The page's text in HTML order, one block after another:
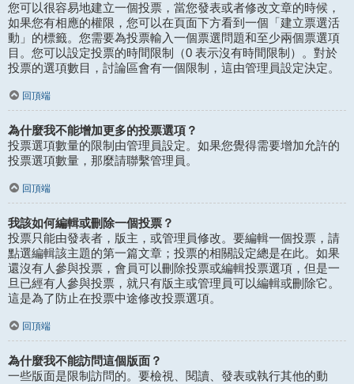
您可以很容易地建立一個投票，當您發表或者修改文章的時候，
如果您有相應的權限，您可以在頁面下方看到一個「建立票選活
動」的標籤。您需要為投票輸入一個票選問題和至少兩個票選項
目。您可以設定投票的時間限制（0 表示沒有時間限制）。對於
投票的選項數目，討論區會有一個限制，這由管理員設定決定。
回頂端
為什麼我不能增加更多的投票選項？
投票選項數量的限制由管理員設定。如果您覺得需要增加允許的
投票選項數量，那麼請聯繫管理員。
回頂端
我該如何編輯或刪除一個投票？
投票只能由發表者，版主，或管理員修改。要編輯一個投票，請
點選編輯該主題的第一篇文章；投票的相關設定總是在此。如果
還沒有人參與投票，會員可以刪除投票或編輯投票選項，但是一
旦已經有人參與投票，就只有版主或管理員可以編輯或刪除它。
這是為了防止在投票中途修改投票選項。
回頂端
為什麼我不能訪問這個版面？
一些版面是限制訪問的。要檢視、閱讀、發表或執行其他的動